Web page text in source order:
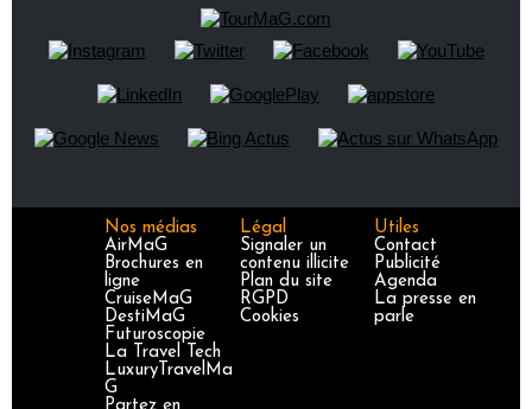
Nos médias
AirMaG
Brochures en
ligne
CruiseMaG
DestiMaG
Futuroscopie
La Travel Tech
LuxuryTravelMa
G
Légal
Signaler un
contenu illicite
Plan du site
RGPD
Cookies
Utiles
Contact
Publicité
Agenda
La presse en
parle